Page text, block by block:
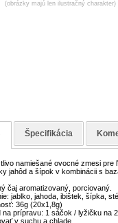
(obrázky majú len ilustračný charakter)
Špecifikácia
namiešané ovocné zmesi
jahôd a šípok v kombinácii s
čaj aromatizovaný, porciovaný.
jablko, jahoda, ibištek, šípka,
36g (20x1,8g)
na prípravu: 1 sáčok / lyžičku na
v suchu a chlade